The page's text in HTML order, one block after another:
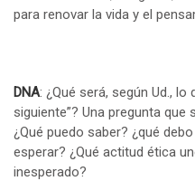
para renovar la vida y el
DNA: ¿Qué será, según Ud., lo
siguiente”? Una pregunta
¿Qué puedo saber? ¿qué
esperar? ¿Qué actitud ética
inesperado?